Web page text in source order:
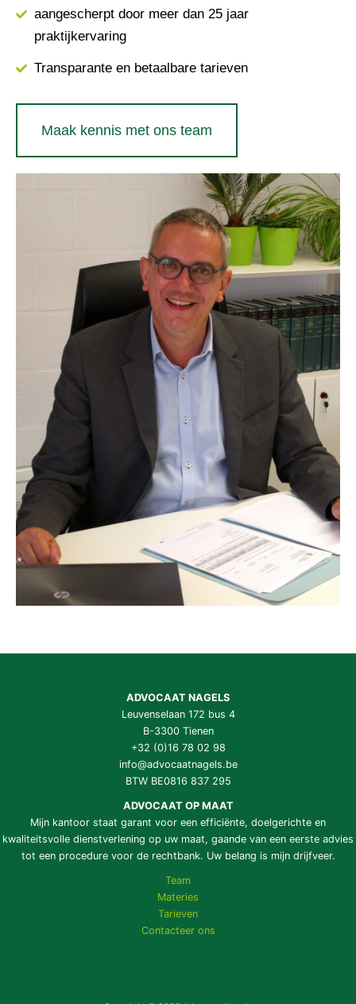
aangescherpt door meer dan 25 jaar
praktijkervaring
Transparante en betaalbare tarieven
Maak kennis met ons team
ADVOCAAT NAGELS
Leuvenselaan 172 bus 4
B-3300 Tienen
+32 (0)16 78 02 98
info@advocaatnagels.be
BTW BE0816 837 295
ADVOCAAT OP MAAT
Mijn kantoor staat garant voor een efficiënte, doelgerichte en
kwaliteitsvolle dienstverlening op uw maat, gaande van een eerste advies
tot een procedure voor de rechtbank. Uw belang is mijn drijfveer.
Team
Materies
Tarieven
Contacteer ons